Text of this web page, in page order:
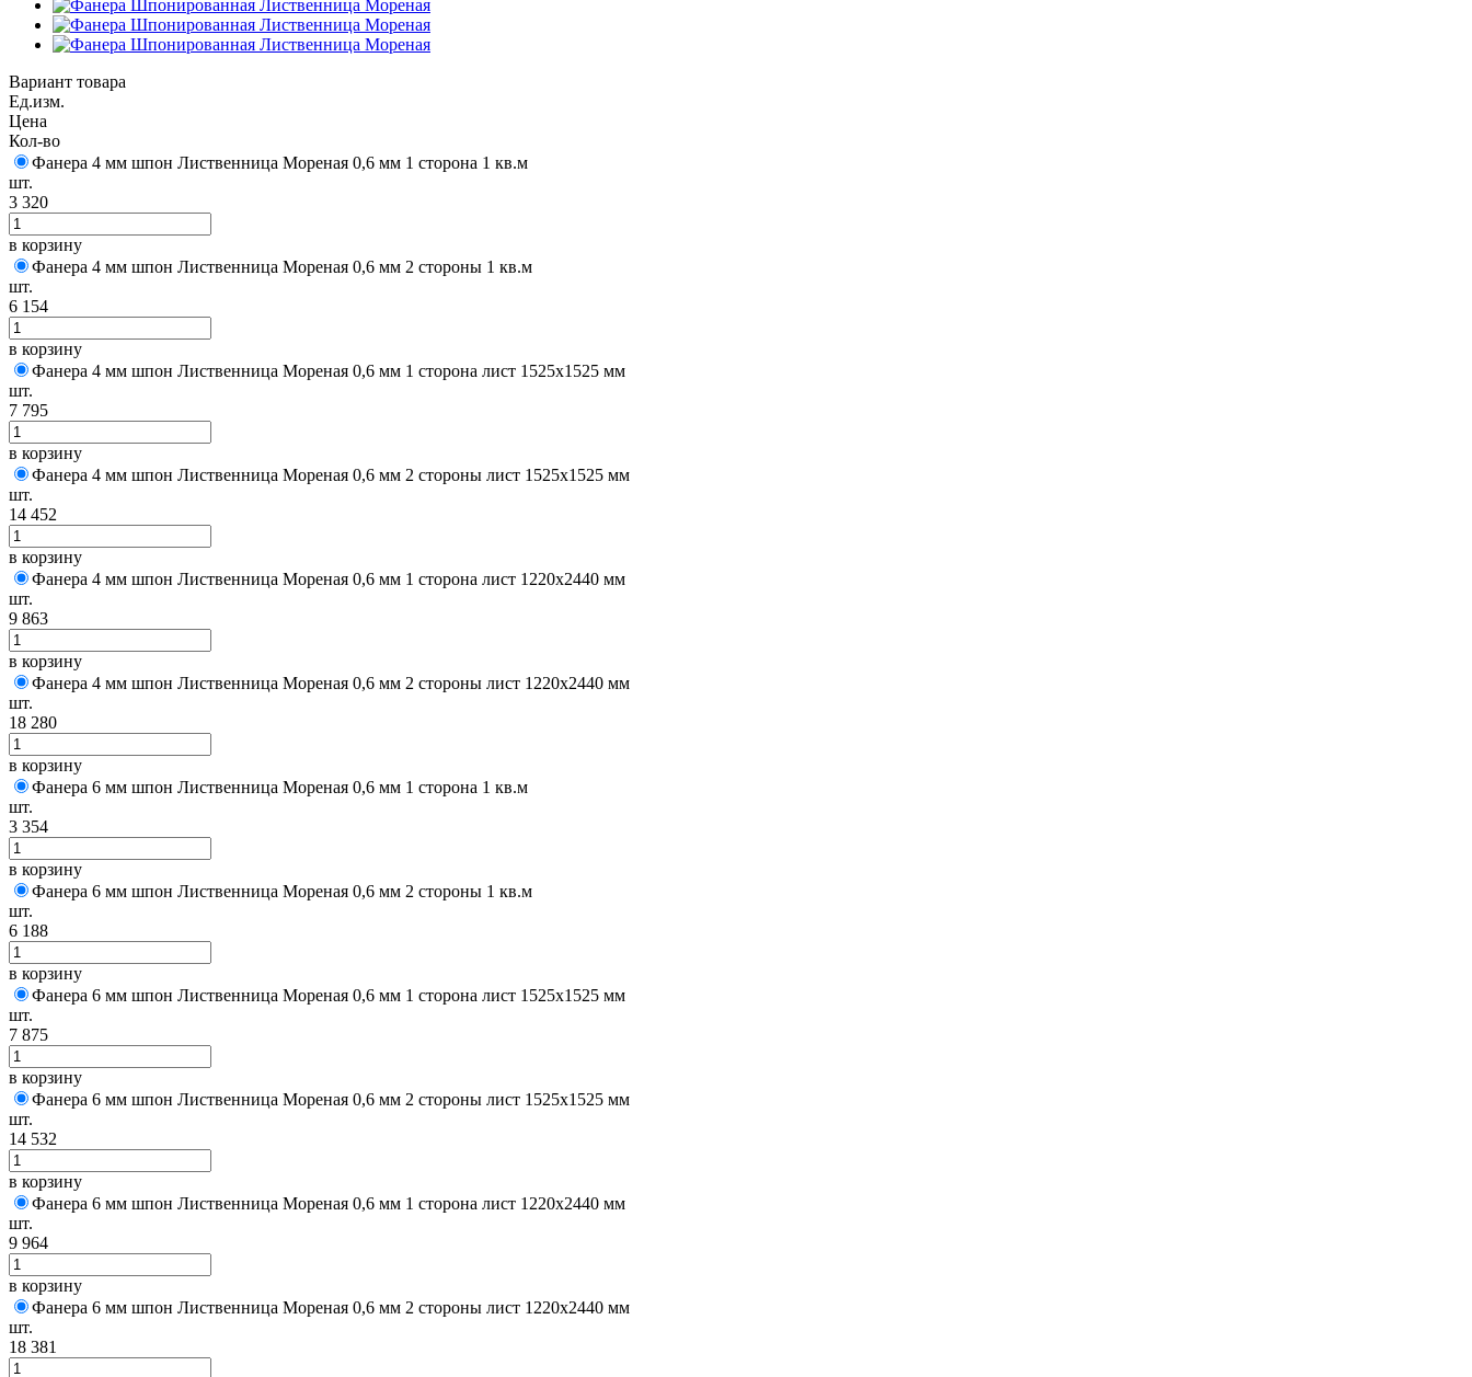
Вариант товара
Ед.изм.
Цена
Кол-во
Фанера 4 мм шпон Лиственница Мореная 0,6 мм 1 сторона 1 кв.м
шт.
3 320
в корзину
Фанера 4 мм шпон Лиственница Мореная 0,6 мм 2 стороны 1 кв.м
шт.
6 154
в корзину
Фанера 4 мм шпон Лиственница Мореная 0,6 мм 1 сторона лист 1525х1525 мм
шт.
7 795
в корзину
Фанера 4 мм шпон Лиственница Мореная 0,6 мм 2 стороны лист 1525х1525 мм
шт.
14 452
в корзину
Фанера 4 мм шпон Лиственница Мореная 0,6 мм 1 сторона лист 1220х2440 мм
шт.
9 863
в корзину
Фанера 4 мм шпон Лиственница Мореная 0,6 мм 2 стороны лист 1220х2440 мм
шт.
18 280
в корзину
Фанера 6 мм шпон Лиственница Мореная 0,6 мм 1 сторона 1 кв.м
шт.
3 354
в корзину
Фанера 6 мм шпон Лиственница Мореная 0,6 мм 2 стороны 1 кв.м
шт.
6 188
в корзину
Фанера 6 мм шпон Лиственница Мореная 0,6 мм 1 сторона лист 1525х1525 мм
шт.
7 875
в корзину
Фанера 6 мм шпон Лиственница Мореная 0,6 мм 2 стороны лист 1525х1525 мм
шт.
14 532
в корзину
Фанера 6 мм шпон Лиственница Мореная 0,6 мм 1 сторона лист 1220х2440 мм
шт.
9 964
в корзину
Фанера 6 мм шпон Лиственница Мореная 0,6 мм 2 стороны лист 1220х2440 мм
шт.
18 381